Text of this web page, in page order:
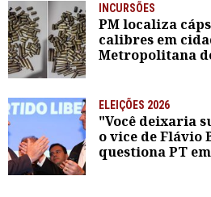
INCURSÕES
PM localiza
calibres em
Metropolitana
ELEIÇÕES 2026
"Você deixaria
o vice de Flávio
questiona PT